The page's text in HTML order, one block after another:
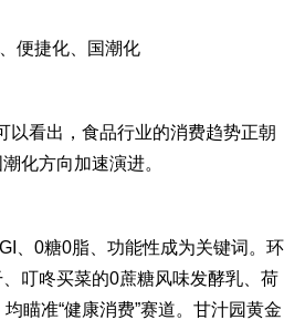
便捷化、国潮化
以看出，食品行业的消费趋势正朝
化方向加速演进。
、0糖0脂、功能性成为关键词。环
叮咚买菜的0蔗糖风味发酵乳、荷
瞄准“健康消费”赛道。甘汁园黄金